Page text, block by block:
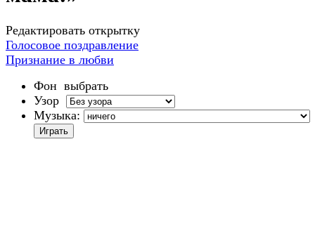
Редактировать открытку
Голосовое поздравление
Признание в любви
Фон выбрать
Узор
Музыка: